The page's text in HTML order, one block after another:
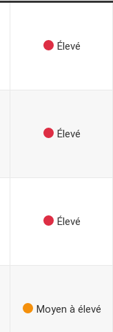
Élevé
Élevé
Élevé
Moyen à élevé